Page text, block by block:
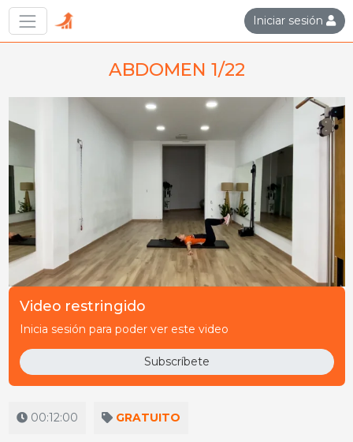
Iniciar sesión
ABDOMEN 1/22
Video restringido
Inicia sesión para poder ver este video
Subscríbete
00:12:00 GRATUITO